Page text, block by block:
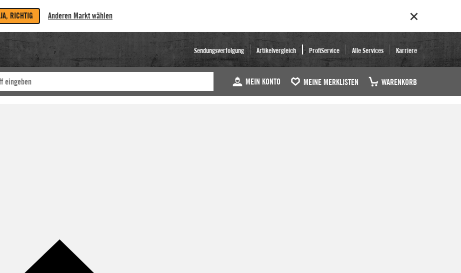
JA, RICHTIG Anderen Markt wählen
Sendungsverfolgung Artikelvergleich ProfiService Alle Services Karriere
MEIN KONTO MEINE MERKLISTEN WARENKORB